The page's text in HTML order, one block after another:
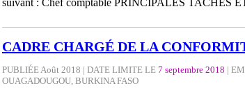
suivant : Chef comptable PRINCIPALES TACHES
CADRE CHARGÉ DE LA
PUBLIÉE Août 2018 | DATE LIMITE LE 7 septembre 2018 |
OUAGADOUGOU, BURKINA FASO